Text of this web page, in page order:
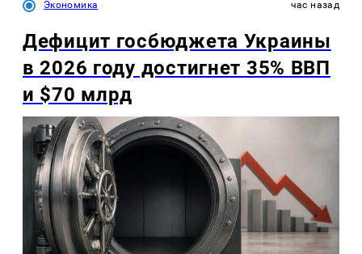
Экономика час назад
Дефицит госбюджета Украины
в 2026 году достигнет 35% ВВП
и $70 млрд